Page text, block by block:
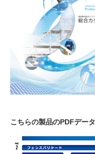
こちらの製品のPDFデータ